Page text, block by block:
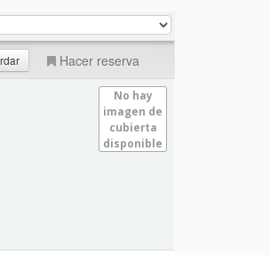
Hacer reserva
No hay
imagen de
cubierta
disponible